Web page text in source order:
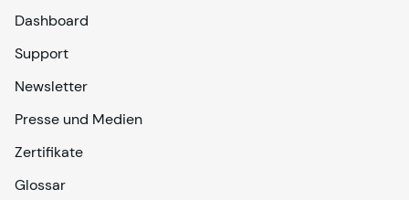
Dashboard
Support
Newsletter
Presse und Medien
Zertifikate
Glossar